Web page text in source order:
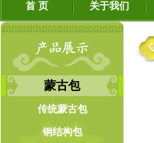
首 页 关于我们
蒙古包
传统蒙古包
钢结构包